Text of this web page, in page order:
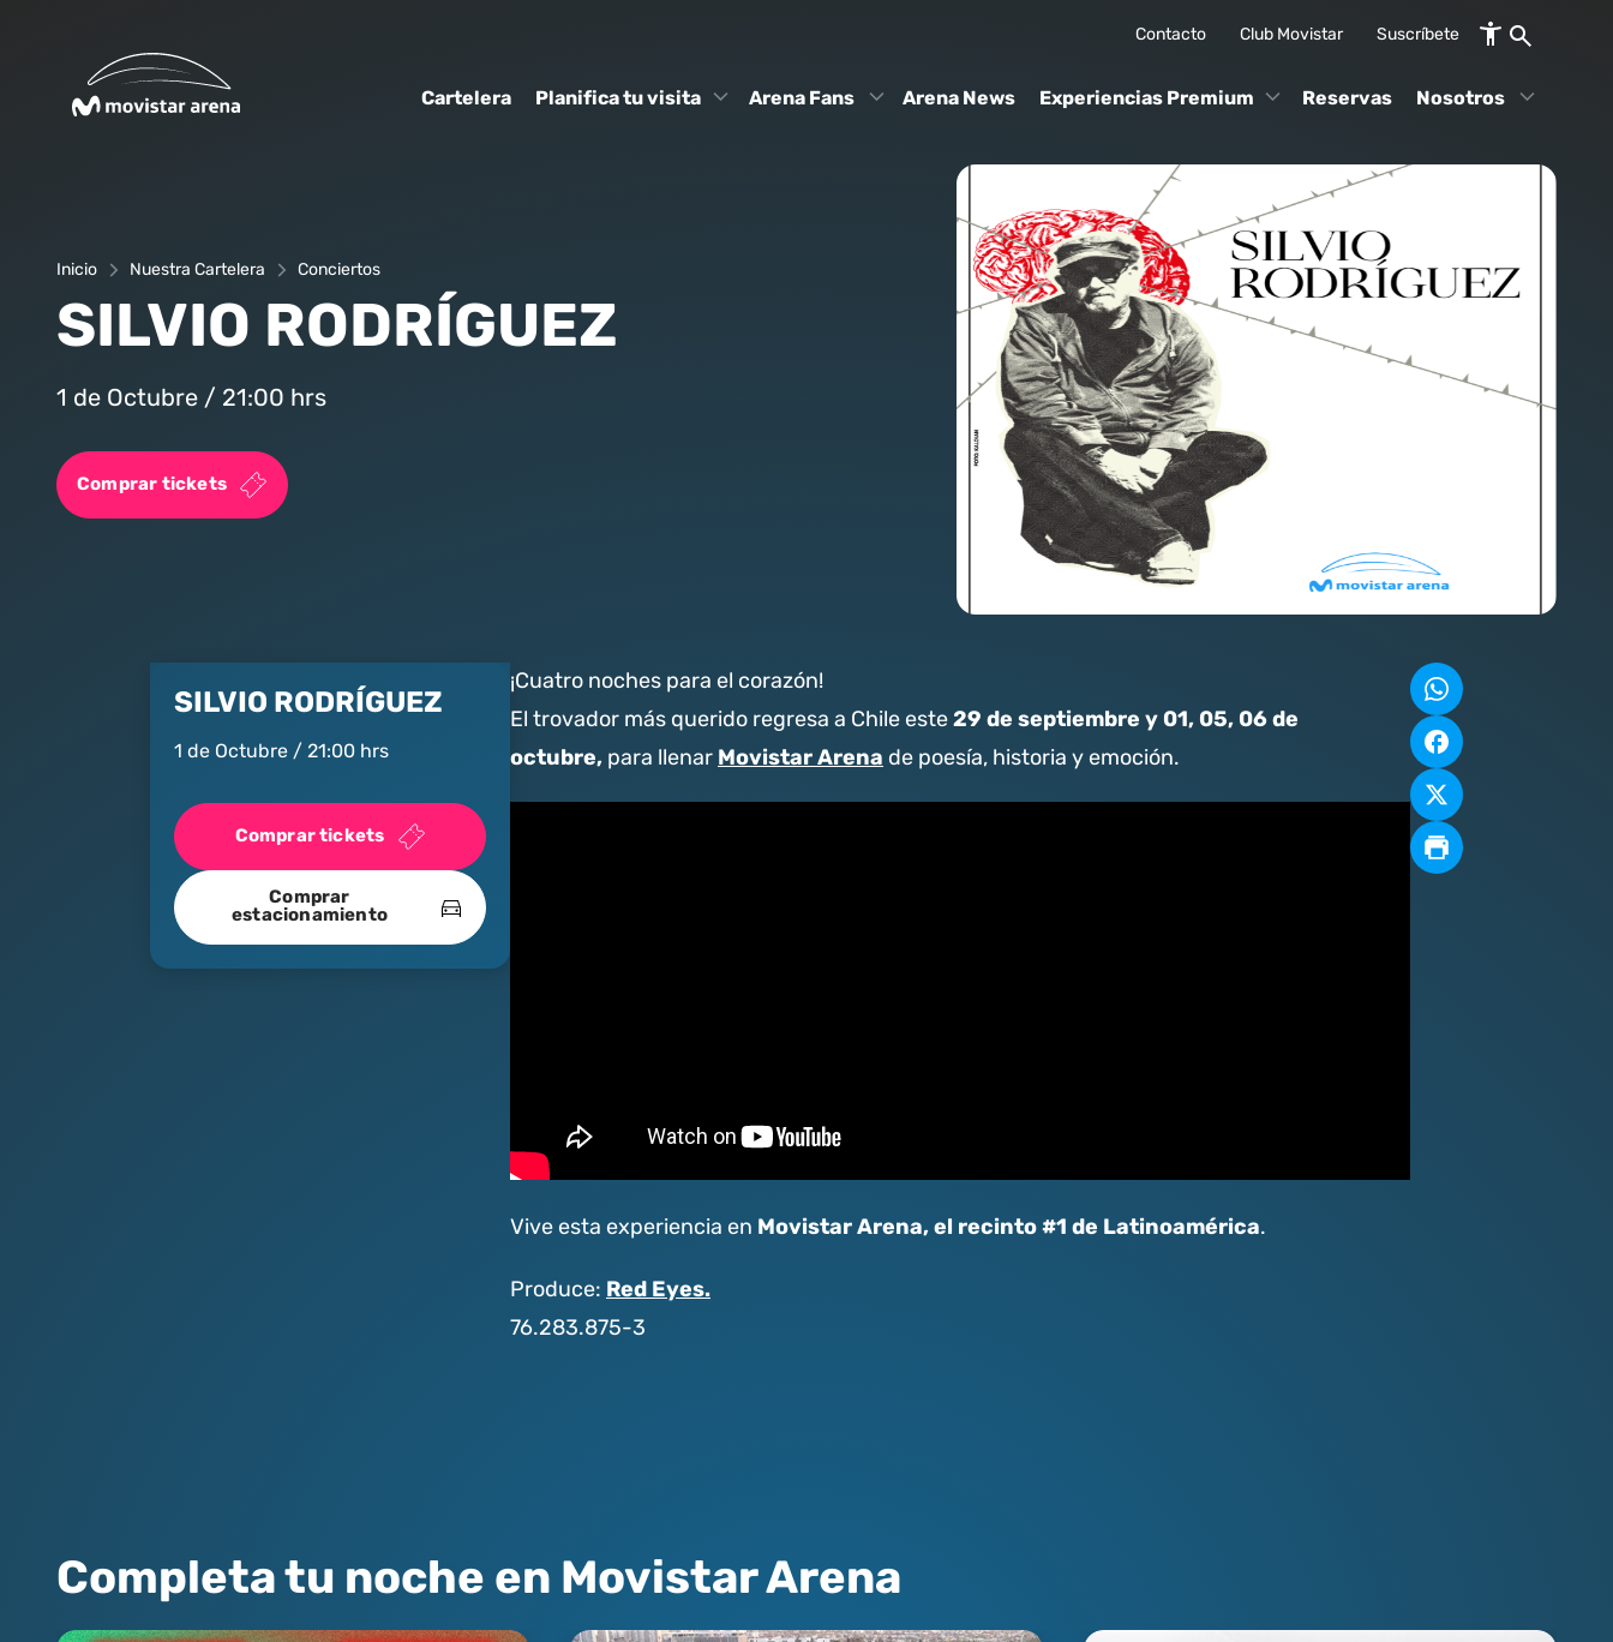
Contacto Club Movistar Suscríbete
Cartelera Planifica tu visita Arena Fans Arena News Experiencias Premium Reservas Nosotros
Inicio Nuestra Cartelera Conciertos
SILVIO RODRÍGUEZ
1 de Octubre / 21:00 hrs
Comprar tickets
SILVIO RODRÍGUEZ
1 de Octubre / 21:00 hrs
Comprar tickets
Comprar
estacionamiento
¡Cuatro noches para el corazón!
El trovador más querido regresa a Chile este29 de septiembre y 01, 05, 06 de
octubre,para llenarMovistar Arenade poesía, historia y emoción.
Vive esta experiencia en Movistar Arena, el recinto #1 de Latinoamérica.
Produce:Red Eyes.
76.283.875-3
Completa tu noche en Movistar Arena